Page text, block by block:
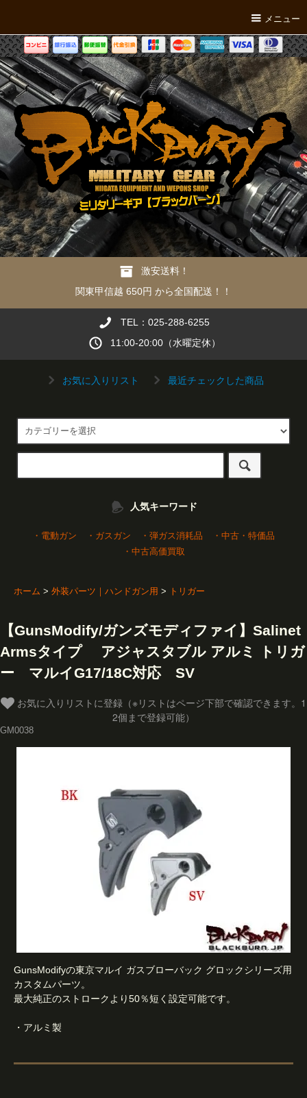
メニュー
激安送料！
関東甲信越 650円 から全国配送！！
TEL：025-288-6255
11:00-20:00（水曜定休）
お気に入りリスト 最近チェックした商品
人気キーワード
・電動ガン ・ガスガン ・弾ガス消耗品
・中古・特価品
・中古高価買取
ホーム > 外装パーツ｜ハンドガン用 > トリガー
【GunsModify/ガンズモディファイ】Salinet
Armsタイプ アジャスタブル アルミ トリガ
ー マルイG17/18C対応 SV
2個まで登録可能）
GM0038
GunsModifyの東京マルイ ガスブローバック グロックシリーズ用
カスタムパーツ。
最大純正のストロークより50％短く設定可能です。
・アルミ製